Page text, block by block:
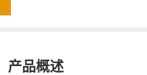
产品概述